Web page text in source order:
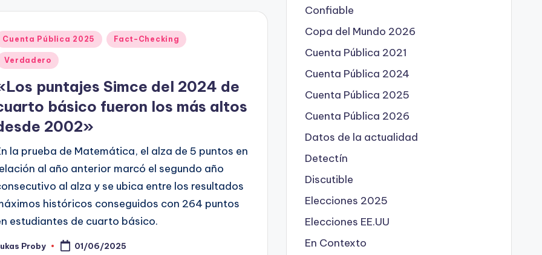
Cuenta Pública 2025 Fact-Checking
Verdadero
puntajes Simce del 2024 de
básico fueron los más altos
2002»
la prueba de Matemática, el alza de 5 puntos en
al año anterior marcó el segundo año
al alza y se ubica entre los resultados
históricos conseguidos con 264 puntos
estudiantes de cuarto básico.
Proby 01/06/2025
Confiable
Copa del Mundo 2026
Cuenta Pública 2021
Cuenta Pública 2024
Cuenta Pública 2025
Cuenta Pública 2026
Datos de la actualidad
Detectín
Discutible
Elecciones 2025
Elecciones EE.UU
En Contexto